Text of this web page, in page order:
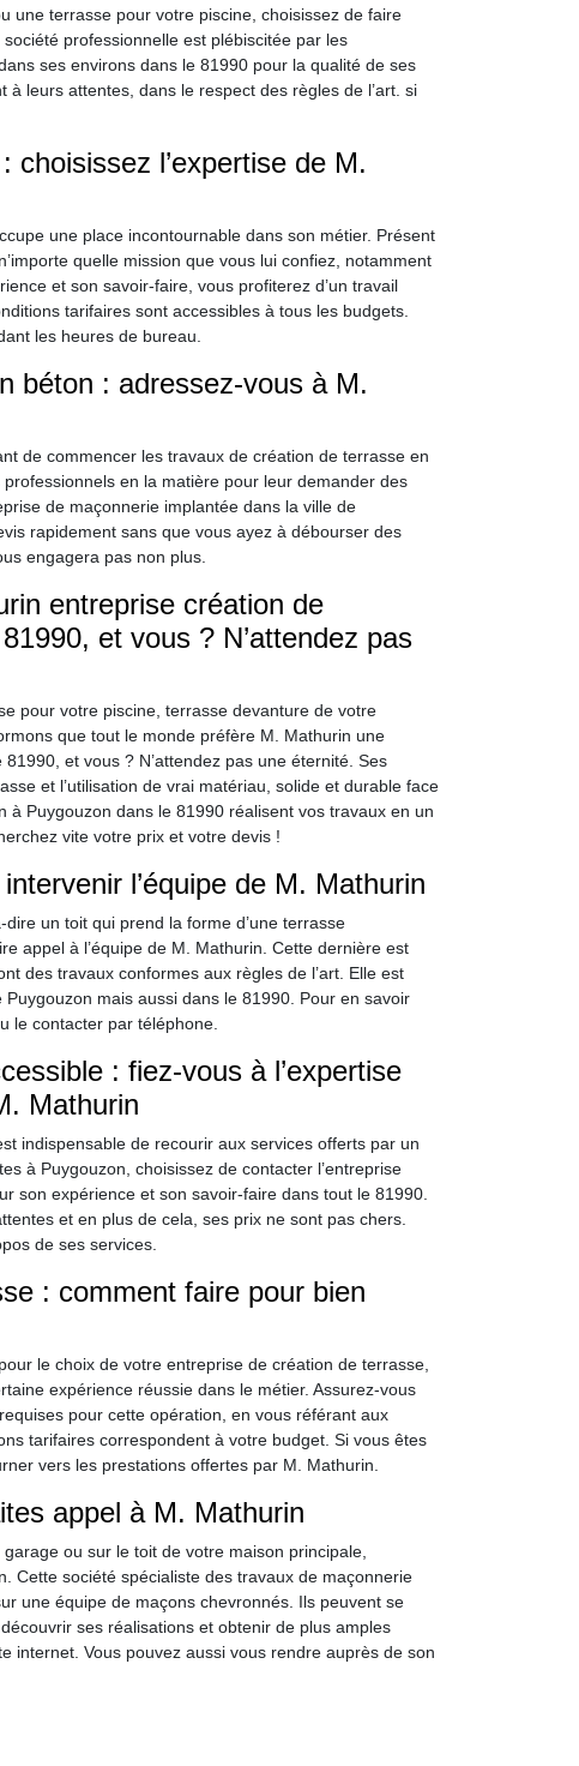
une terrasse pour votre piscine, choisissez de faire
professionnelle est plébiscitée par les
ses environs dans le 81990 pour la qualité de ses
leurs attentes, dans le respect des règles de l’art. si
l’expertise de M.
une place incontournable dans son métier. Présent
quelle mission que vous lui confiez, notamment
et son savoir-faire, vous profiterez d’un travail
tarifaires sont accessibles à tous les budgets.
les heures de bureau.
béton : adressez-vous à M.
de commencer les travaux de création de terrasse en
en la matière pour leur demander des
de maçonnerie implantée dans la ville de
rapidement sans que vous ayez à débourser des
engagera pas non plus.
entreprise création de
et vous ? N’attendez pas
pour votre piscine, terrasse devanture de votre
que tout le monde préfère M. Mathurin une
et vous ? N’attendez pas une éternité. Ses
et l’utilisation de vrai matériau, solide et durable face
Puygouzon dans le 81990 réalisent vos travaux en un
vite votre prix et votre devis !
l’équipe de M. Mathurin
un toit qui prend la forme d’une terrasse
appel à l’équipe de M. Mathurin. Cette dernière est
des travaux conformes aux règles de l’art. Elle est
mais aussi dans le 81990. Pour en savoir
le contacter par téléphone.
: fiez-vous à l’expertise
Mathurin
indispensable de recourir aux services offerts par un
à Puygouzon, choisissez de contacter l’entreprise
son expérience et son savoir-faire dans tout le 81990.
et en plus de cela, ses prix ne sont pas chers.
de ses services.
: comment faire pour bien
le choix de votre entreprise de création de terrasse,
expérience réussie dans le métier. Assurez-vous
pour cette opération, en vous référant aux
tarifaires correspondent à votre budget. Si vous êtes
vers les prestations offertes par M. Mathurin.
appel à M. Mathurin
ou sur le toit de votre maison principale,
Cette société spécialiste des travaux de maçonnerie
une équipe de maçons chevronnés. Ils peuvent se
ses réalisations et obtenir de plus amples
internet. Vous pouvez aussi vous rendre auprès de son